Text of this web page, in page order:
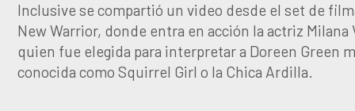
Inclusive se compartió un video desde el set de
New Warrior, donde entra en acción la actriz Milana
quien fue elegida para interpretar a Doreen Green
conocida como Squirrel Girl o la Chica Ardilla.